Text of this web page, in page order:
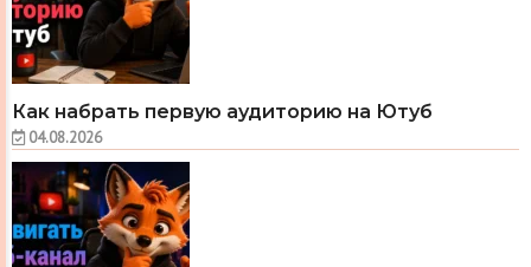
Как набрать первую аудиторию на Ютуб
04.08.2026